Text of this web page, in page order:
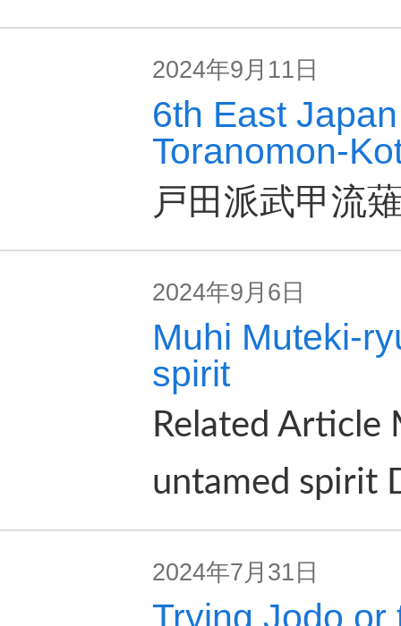
2024年9月11日
6th East
Toranomon-
戸田派武甲流
2024年9月6日
Muhi Muteki-
spirit
Related Article
untamed spirit
2024年7月31日
Trying Jodo or